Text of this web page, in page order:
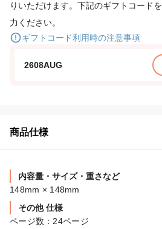
りいただけます。下記のギフトコード
力ください。
ギフトコード利用時の注意事項
2608AUG
商品仕様
内容量・サイズ・重さなど
148mm × 148mm
その他 仕様
ページ数：24ページ